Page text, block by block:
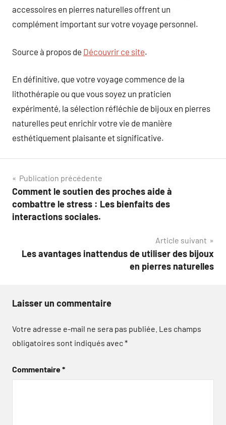
accessoires en pierres naturelles offrent un
complément important sur votre voyage personnel.
Source à propos de Découvrir ce site.
En définitive, que votre voyage commence de la
lithothérapie ou que vous soyez un praticien
expérimenté, la sélection réfléchie de bijoux en pierres
naturelles peut enrichir votre vie de manière
esthétiquement plaisante et significative.
Navigation
de
l’article
Publication précédente
Comment le soutien des proches aide à
combattre le stress : Les bienfaits des
interactions sociales.
Article suivant
Les avantages inattendus de utiliser des bijoux
en pierres naturelles
Laisser un commentaire
Votre adresse e-mail ne sera pas publiée. Les champs
obligatoires sont indiqués avec*
Commentaire*